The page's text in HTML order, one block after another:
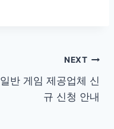
NEXT
일반 게임 제공업체 신
규 신청 안내